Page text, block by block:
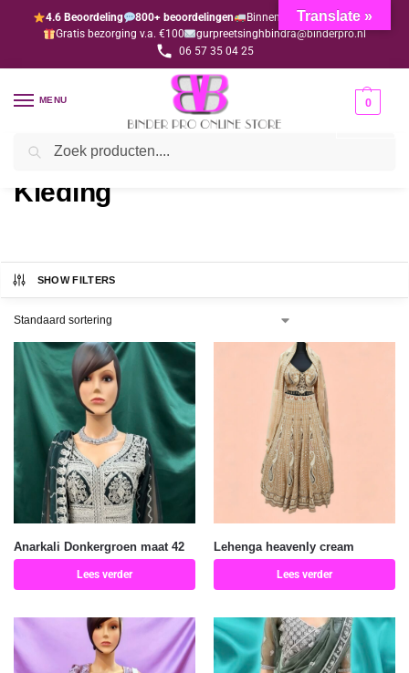
4.6 Beoordeling 800+ beoordelingen
Binnen 1-3 dagen geleverd
Gratis bezorging v.a. €100
gurpreetsinghbindra@binderpro.nl
06 57 35 04 25
MENU 0
Home Kleding
Kleding
SHOW FILTERS
Anarkali Donkergroen maat 42
Lees verder
Lehenga heavenly cream
Lees verder
Translate »